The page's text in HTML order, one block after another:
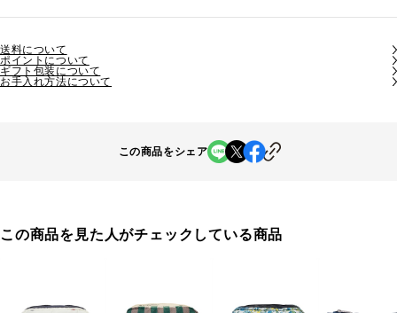
送料について
ポイントについて
ギフト包装について
お手入れ方法について
この商品をシェア
この商品を見た人がチェックしている商品